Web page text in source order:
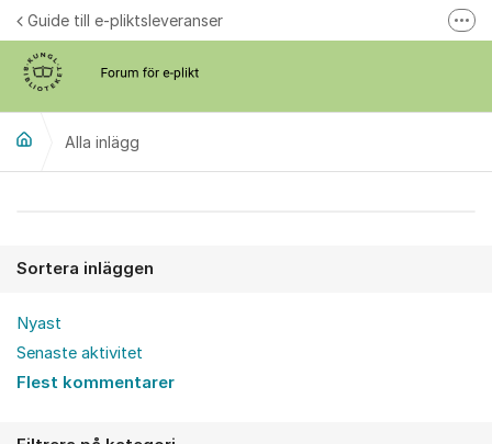
Hoppa till innehåll
Guide till e-pliktsleveranser
Alla inlägg
Sortera inläggen
Nyast
Senaste aktivitet
Flest kommentarer